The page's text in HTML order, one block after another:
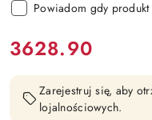
Powiadom gdy
cena:
3628.90
Zarejestruj się, aby
lojalnościowych.